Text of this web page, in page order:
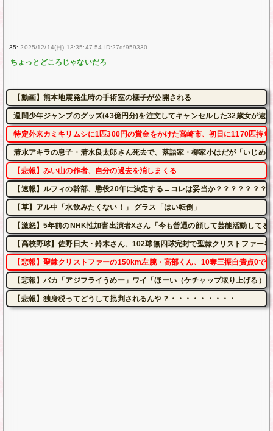
35: 2025/12/14(日) 13:35:47.54 ID:27df959330
ちょっとどころじゃないだろ
【動画】熊本地震発生時の手術室の様子が公開される
週間少年ジャンプのグッズ(43億円分)を注文してキャンセルした32歳女が逮捕
特定外来カミキリムシに1匹300円の賞金をかけた高崎市、初日に1170匹持ち
清水アキラの息子・清水良太郎さん死去で、落語家・柳家小はだが「いじめ
【悲報】みい山の作者、自分の過去を消しまくる
【速報】ルフィの幹部、懲役20年に決定する←コレは妥当か？？？？？？？
【草】アル中「水飲みたくない！」 グラス「はい転倒」
【激怒】5年前のNHK性加害出演者Xさん「今も普通の顔して芸能活動して
【高校野球】佐野日大・鈴木さん、102球無四球完封で聖隷クリストファー
【悲報】聖隷クリストファーの150km左腕・高部くん、10奪三振自責点0で
【悲報】バカ「アジフライうめー」ワイ「ほーい（ケチャップ取り上げる）
【悲報】独身税ってどうして批判されるんや？・・・・・・・・・